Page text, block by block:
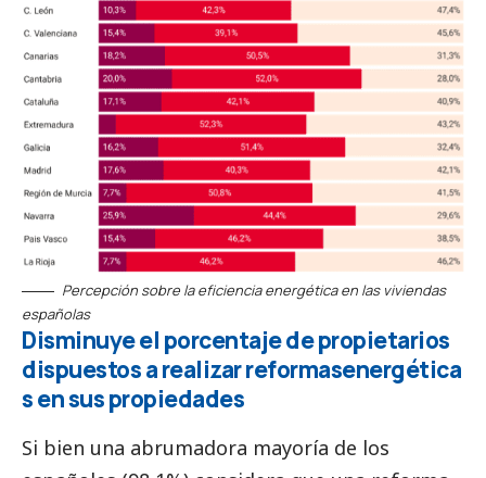
Percepción sobre la eficiencia energética en las viviendas
españolas
Disminuye el porcentaje de propietarios
dispuestos a realizar reformasenergética
s en sus propiedades
Si bien una abrumadora mayoría de los